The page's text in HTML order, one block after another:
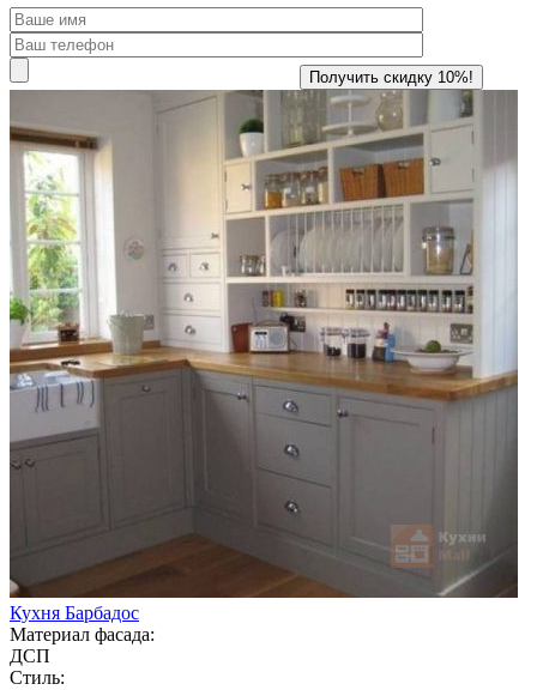
Кухня Барбадос
Материал фасада:
ДСП
Стиль: